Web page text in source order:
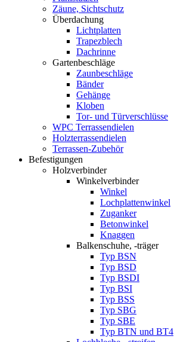
Zäune, Sichtschutz
Überdachung
Lichtplatten
Trapezblech
Dachrinne
Gartenbeschläge
Zaunbeschläge
Bänder
Gehänge
Kloben
Tor- und Türverschlüsse
WPC Terrassendielen
Holzterrassendielen
Terrassen-Zubehör
Befestigungen
Holzverbinder
Winkelverbinder
Winkel
Lochplattenwinkel
Zuganker
Betonwinkel
Knaggen
Balkenschuhe, -träger
Typ BSN
Typ BSD
Typ BSDI
Typ BSI
Typ BSS
Typ SBG
Typ SBE
Typ BTN und BT4